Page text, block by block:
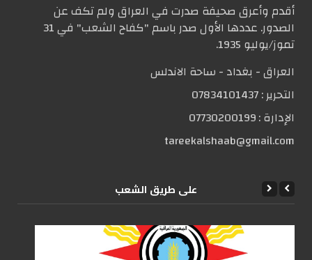
أقدم وأعرق صحيفة صدرت في العراق ولم تكف عن
الصدور. عددها الأول صدر باسم "كفاح الشعب" في 31
تموز/يوليو 1935.
العراق - بغداد - ساحة الاندلس
التحریر :07834101437
الإدارة :07730200199
tareekalshaab@gmail.com
علی طریق الشعب